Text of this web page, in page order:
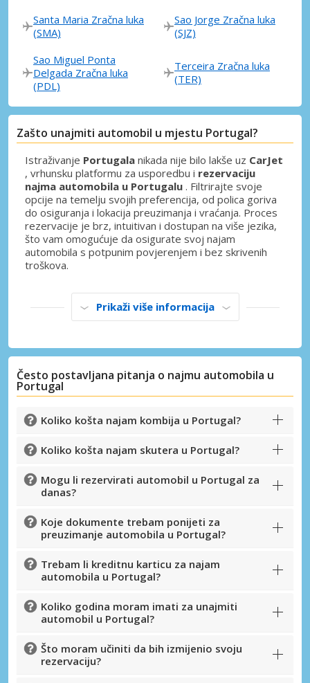
Pristupite ekskluzivnim ponudama naših
dobavljača
Prijava putem eLinka
Santa Maria Zračna luka
(SMA)
Sao Jorge Zračna luka
(SJZ)
Sao Miguel Ponta
Delgada Zračna luka
(PDL)
Terceira Zračna luka
(TER)
Zašto unajmiti automobil u mjestu Portugal?
Istraživanje Portugala nikada nije bilo lakše uz CarJet
, vrhunsku platformu za usporedbu i rezervaciju
najma automobila u Portugalu . Filtrirajte svoje
opcije na temelju svojih preferencija, od polica goriva
do osiguranja i lokacija preuzimanja i vraćanja. Proces
rezervacije je brz, intuitivan i dostupan na više jezika,
što vam omogućuje da osigurate svoj najam
automobila s potpunim povjerenjem i bez skrivenih
troškova.
Prikaži više informacija
Često postavljana pitanja o najmu automobila u
Portugal
Koliko košta najam kombija u Portugal?
Koliko košta najam skutera u Portugal?
Mogu li rezervirati automobil u Portugal za
danas?
Koje dokumente trebam ponijeti za
preuzimanje automobila u Portugal?
Trebam li kreditnu karticu za najam
automobila u Portugal?
Koliko godina moram imati za unajmiti
automobil u Portugal?
Što moram učiniti da bih izmijenio svoju
rezervaciju?